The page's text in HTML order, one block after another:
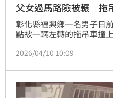
父女過馬路險被輾 拖
彰化縣福興鄉一名男子日
點被一輛左轉的拖吊車撞
傷害。警方根據監視器影
2026/04/10 10:09